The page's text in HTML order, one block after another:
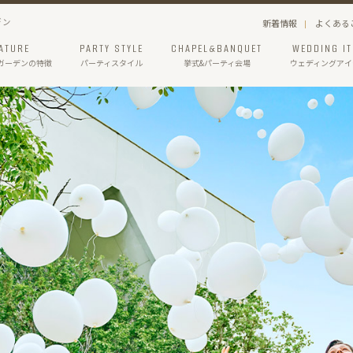
ーデンの特徴
PARTY STYLE
パーティスタイル
CHAPEL&BANQUET
挙式&パーティ会場
WEDDING
ウェディングア
新着情報 よくある